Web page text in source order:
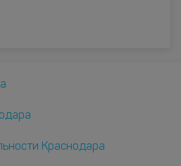
Краснодара